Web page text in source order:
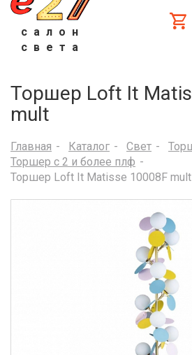
салон
света
Торшер Loft It
mult
Главная Каталог Свет
Торшер с 2 и более плф
Торшер Loft It Matisse 10008F mult